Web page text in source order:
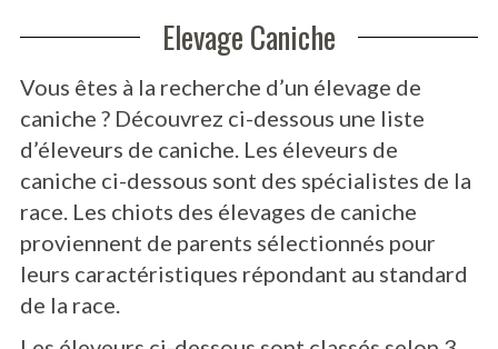
Elevage Caniche
Vous êtes à la recherche d’un élevage de
caniche ? Découvrez ci-dessous une liste
d’éleveurs de caniche. Les éleveurs de
caniche ci-dessous sont des spécialistes de la
race. Les chiots des élevages de caniche
proviennent de parents sélectionnés pour
leurs caractéristiques répondant au standard
de la race.